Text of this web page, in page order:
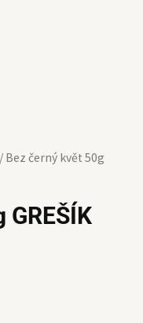
/ Bez černý květ 50g